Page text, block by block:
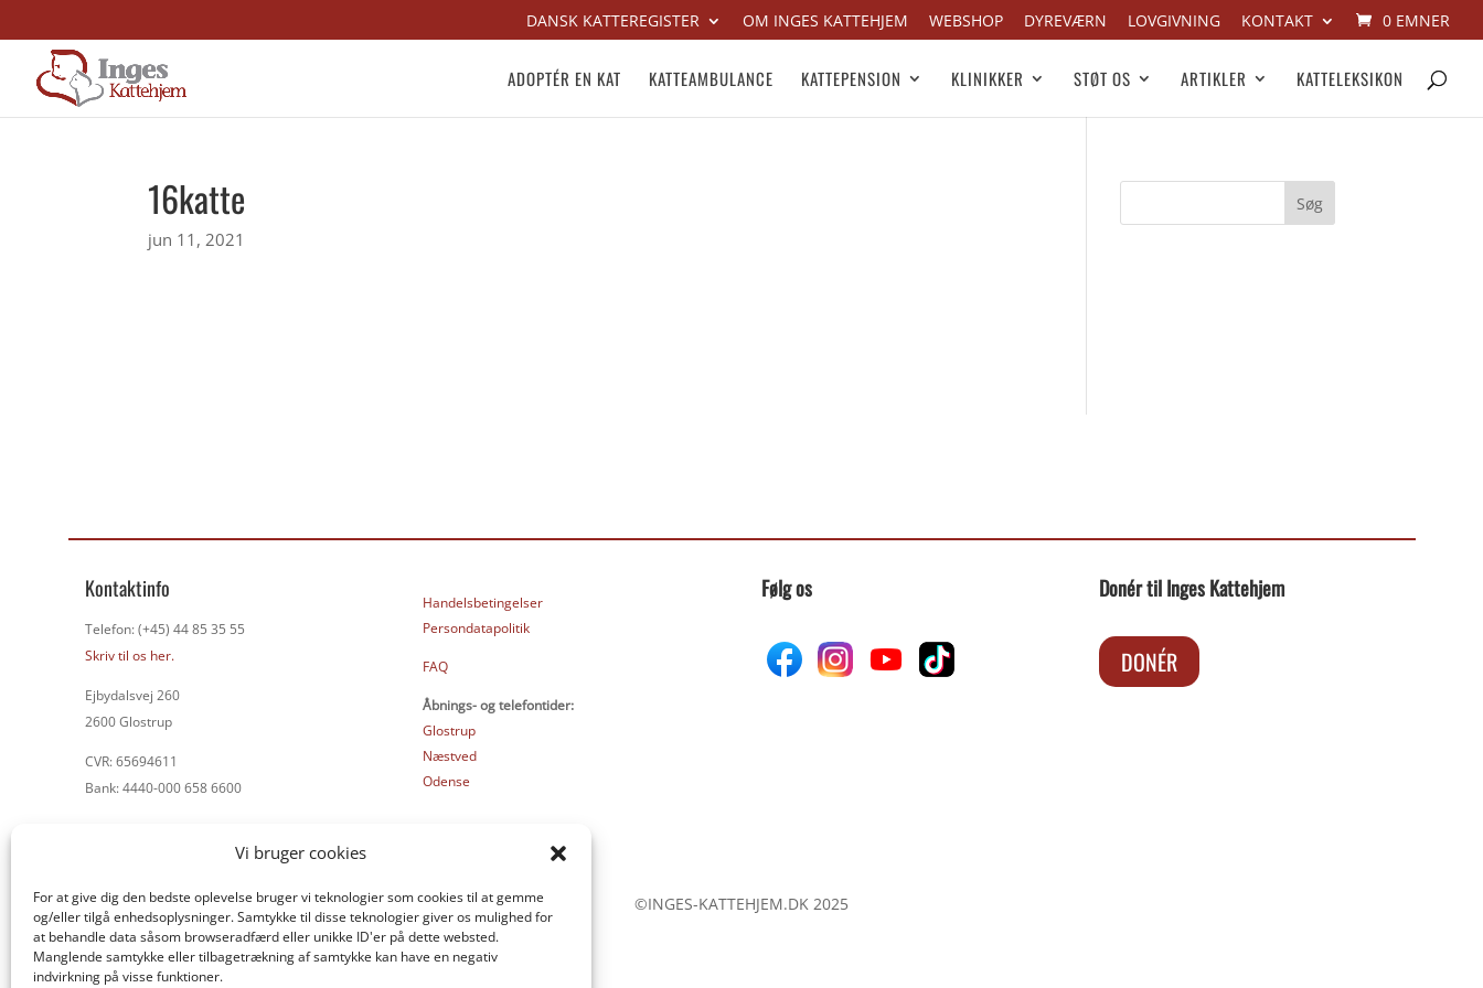
Vi bruger cookies
For at give dig den bedste oplevelse bruger vi teknologier som cookies til at gemme
og/eller tilgå enhedsoplysninger. Samtykke til disse teknologier giver os mulighed for
at behandle data såsom browseradfærd eller unikke ID'er på dette websted.
Manglende samtykke eller tilbagetrækning af samtykke kan have en negativ
indvirkning på visse funktioner.
DANSK KATTEREGISTER OM INGES KATTEHJEM WEBSHOP DYREVÆRN LOVGIVNING KONTAKT 0 EMNER
ADOPTÉR EN KAT KATTEAMBULANCE KATTEPENSION KLINIKKER STØT OS ARTIKLER KATTELEKSIKON
16katte
jun 11, 2021
Kontaktinfo
Telefon: (+45) 44 85 35 55
Skriv til os her.
Ejbydalsvej 260
2600 Glostrup
CVR: 65694611
Bank: 4440-000 658 6600
Handelsbetingelser
Persondatapolitik
FAQ
Åbnings- og telefontider:
Glostrup
Næstved
Odense
Følg os Donér til Inges Kattehjem
DONÉR
©INGES-KATTEHJEM.DK 2025